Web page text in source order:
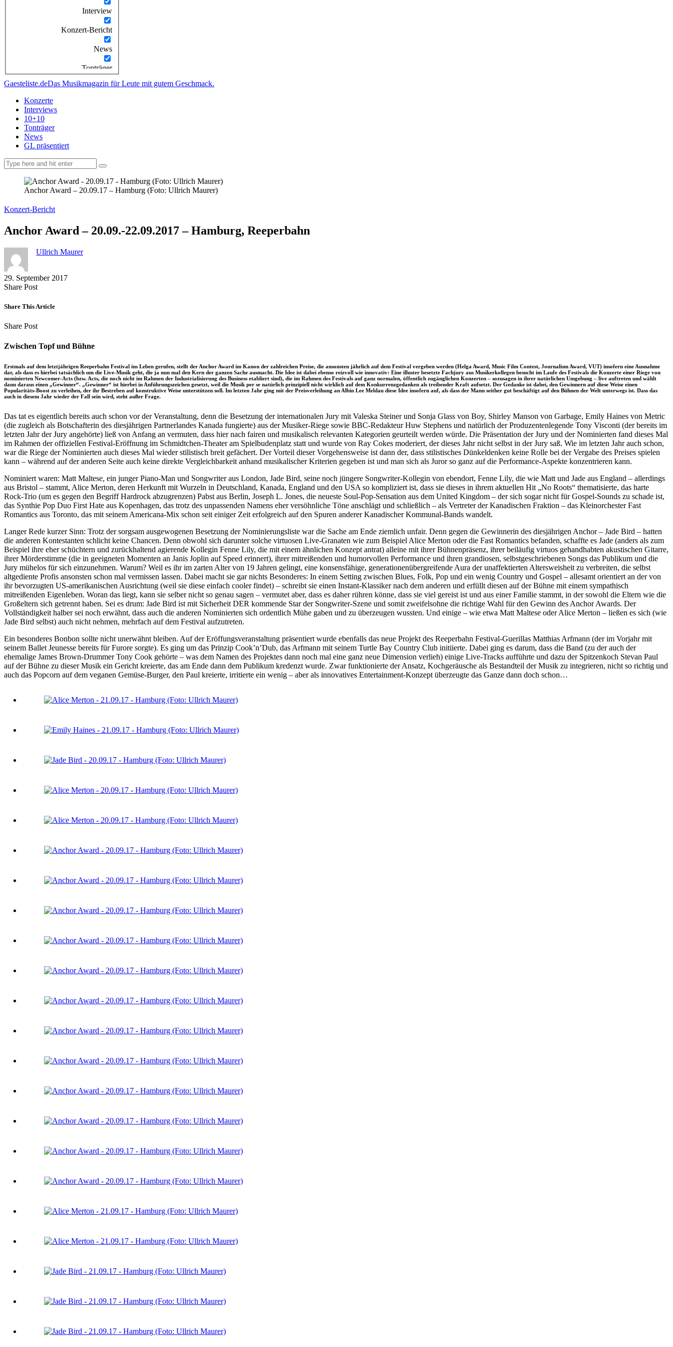
Interview
Konzert-Bericht
News
Tonträger
Gaesteliste.deDas Musikmagazin für Leute mit gutem Geschmack.
Konzerte
Interviews
10+10
Tonträger
News
GL präsentiert
Anchor Award – 20.09.17 – Hamburg (Foto: Ullrich Maurer)
Konzert-Bericht
Anchor Award – 20.09.-22.09.2017 – Hamburg, Reeperbahn
Ullrich Maurer
29. September 2017
Share PostShare
Facebook
Copy
to
Send
via
Share This Article
Share PostShare
Facebook
Copy
to
clipboard
Send
via
eMail
Zwischen Topf und Bühne
Erstmals auf dem letztjährigen Reeperbahn Festival ins Leben gerufen, stellt der Anchor Award im Kanon der zahlreichen Preise, die ansonsten jährlich auf dem Festival vergeben werden (Helga Award, Music Film Contest, Journalism Award, VUT) insofern eine Ausnahme
dar, als dass es hierbei tatsächlich um die Live-Musik geht, die ja nun mal den Kern der ganzen Sache ausmacht. Die Idee ist dabei ebenso reizvoll wie innovativ: Eine illuster besetzte Fachjury aus Musikerkollegen besucht im Laufe des Festivals die Konzerte einer Riege von
nominierten Newcomer-Acts (bzw. Acts, die noch nicht im Rahmen der Industrialisierung des Business etabliert sind), die im Rahmen des Festivals auf ganz normalen, öffentlich zugänglichen Konzerten – sozusagen in ihrer natürlichen Umgebung – live auftreten und wählt
dann daraus einen „Gewinner“. „Gewinner“ ist hierbei in Anführungszeichen gesetzt, weil die Musik per se natürlich prinzipiell nicht wirklich auf dem Konkurrenzgedanken als treibender Kraft aufsetzt. Der Gedanke ist dabei, den Gewinnern auf diese Weise einen
Popularitäts-Boost zu verleihen, der ihr Bestreben auf konstruktive Weise unterstützen soll. Im letzten Jahr ging mit der Preisverleihung an Albin Lee Meldau diese Idee insofern auf, als dass der Mann seither gut beschäftigt auf den Bühnen der Welt unterwegs ist. Dass das
auch in diesem Jahr wieder der Fall sein wird, steht außer Frage.
Das tat es eigentlich bereits auch schon vor der Veranstaltung, denn die Besetzung der internationalen Jury mit Valeska Steiner und Sonja Glass von Boy, Shirley Manson von Garbage, Emily Haines von Metric
(die zugleich als Botschafterin des diesjährigen Partnerlandes Kanada fungierte) aus der Musiker-Riege sowie BBC-Redakteur Huw Stephens und natürlich der Produzentenlegende Tony Visconti (der bereits im
letzten Jahr der Jury angehörte) ließ von Anfang an vermuten, dass hier nach fairen und musikalisch relevanten Kategorien geurteilt werden würde. Die Präsentation der Jury und der Nominierten fand dieses Mal
im Rahmen der offiziellen Festival-Eröffnung im Schmidtchen-Theater am Spielbudenplatz statt und wurde von Ray Cokes moderiert, der dieses Jahr nicht selbst in der Jury saß. Wie im letzten Jahr auch schon,
war die Riege der Nominierten auch dieses Mal wieder stilistisch breit gefächert. Der Vorteil dieser Vorgehensweise ist dann der, dass stilistisches Dünkeldenken keine Rolle bei der Vergabe des Preises spielen
kann – während auf der anderen Seite auch keine direkte Vergleichbarkeit anhand musikalischer Kriterien gegeben ist und man sich als Juror so ganz auf die Performance-Aspekte konzentrieren kann.
Nominiert waren: Matt Maltese, ein junger Piano-Man und Songwriter aus London, Jade Bird, seine noch jüngere Songwriter-Kollegin von ebendort, Fenne Lily, die wie Matt und Jade aus England – allerdings
aus Bristol – stammt, Alice Merton, deren Herkunft mit Wurzeln in Deutschland, Kanada, England und den USA so kompliziert ist, dass sie dieses in ihrem aktuellen Hit „No Roots“ thematisierte, das harte
Rock-Trio (um es gegen den Begriff Hardrock abzugrenzen) Pabst aus Berlin, Joseph L. Jones, die neueste Soul-Pop-Sensation aus dem United Kingdom – der sich sogar nicht für Gospel-Sounds zu schade ist,
das Synthie Pop Duo First Hate aus Kopenhagen, das trotz des unpassenden Namens eher versöhnliche Töne anschlägt und schließlich – als Vertreter der Kanadischen Fraktion – das Kleinorchester Fast
Romantics aus Toronto, das mit seinem Americana-Mix schon seit einiger Zeit erfolgreich auf den Spuren anderer Kanadischer Kommunal-Bands wandelt.
Langer Rede kurzer Sinn: Trotz der sorgsam ausgewogenen Besetzung der Nominierungsliste war die Sache am Ende ziemlich unfair. Denn gegen die Gewinnerin des diesjährigen Anchor – Jade Bird – hatten
die anderen Kontestanten schlicht keine Chancen. Denn obwohl sich darunter solche virtuosen Live-Granaten wie zum Beispiel Alice Merton oder die Fast Romantics befanden, schaffte es Jade (anders als zum
Beispiel ihre eher schüchtern und zurückhaltend agierende Kollegin Fenne Lily, die mit einem ähnlichen Konzept antrat) alleine mit ihrer Bühnenpräsenz, ihrer beiläufig virtuos gehandhabten akustischen Gitarre,
ihrer Mörderstimme (die in geeigneten Momenten an Janis Joplin auf Speed erinnert), ihrer mitreißenden und humorvollen Performance und ihren grandiosen, selbstgeschriebenen Songs das Publikum und die
Jury mühelos für sich einzunehmen. Warum? Weil es ihr im zarten Alter von 19 Jahren gelingt, eine konsensfähige, generationenübergreifende Aura der unaffektierten Altersweisheit zu verbreiten, die selbst
altgediente Profis ansonsten schon mal vermissen lassen. Dabei macht sie gar nichts Besonderes: In einem Setting zwischen Blues, Folk, Pop und ein wenig Country und Gospel – allesamt orientiert an der von
ihr bevorzugten US-amerikanischen Ausrichtung (weil sie diese einfach cooler findet) – schreibt sie einen Instant-Klassiker nach dem anderen und erfüllt diesen auf der Bühne mit einem sympathisch
mitreißenden Eigenleben. Woran das liegt, kann sie selber nicht so genau sagen – vermutet aber, dass es daher rühren könne, dass sie viel gereist ist und aus einer Familie stammt, in der sowohl die Eltern wie die
Großeltern sich getrennt haben. Sei es drum: Jade Bird ist mit Sicherheit DER kommende Star der Songwriter-Szene und somit zweifelsohne die richtige Wahl für den Gewinn des Anchor Awards. Der
Vollständigkeit halber sei noch erwähnt, dass auch die anderen Nominierten sich ordentlich Mühe gaben und zu überzeugen wussten. Und einige – wie etwa Matt Maltese oder Alice Merton – ließen es sich (wie
Jade Bird selbst) auch nicht nehmen, mehrfach auf dem Festival aufzutreten.
Ein besonderes Bonbon sollte nicht unerwähnt bleiben. Auf der Eröffungsveranstaltung präsentiert wurde ebenfalls das neue Projekt des Reeperbahn Festival-Guerillas Matthias Arfmann (der im Vorjahr mit
seinem Ballet Jeunesse bereits für Furore sorgte). Es ging um das Prinzip Cook’n’Dub, das Arfmann mit seinem Turtle Bay Country Club initiierte. Dabei ging es darum, dass die Band (zu der auch der
ehemalige James Brown-Drummer Tony Cook gehörte – was dem Namen des Projektes dann noch mal eine ganz neue Dimension verlieh) einige Live-Tracks aufführte und dazu der Spitzenkoch Stevan Paul
auf der Bühne zu dieser Musik ein Gericht kreierte, das am Ende dann dem Publikum kredenzt wurde. Zwar funktionierte der Ansatz, Kochgeräusche als Bestandteil der Musik zu integrieren, nicht so richtig und
auch das Popcorn auf dem veganen Gemüse-Burger, den Paul kreierte, irritierte ein wenig – aber als innovatives Entertainment-Konzept überzeugte das Ganze dann doch schon…